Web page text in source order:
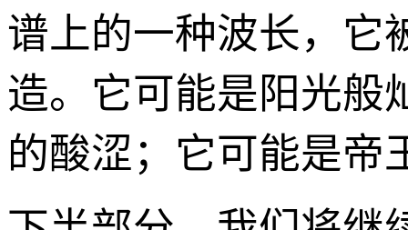
谱上的一种波长，它
造。它可能是阳光般
的酸涩；它可能是帝